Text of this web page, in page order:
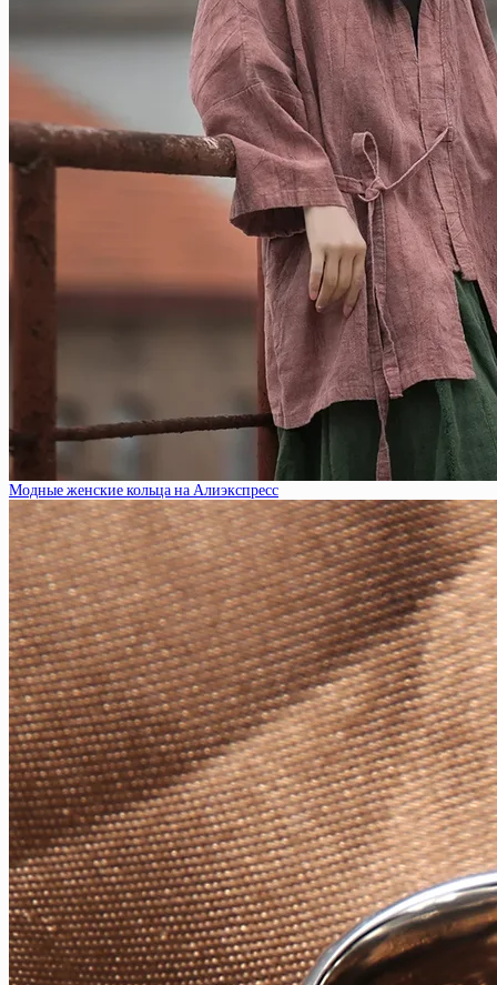
Модные женские кольца на Алиэкспресс